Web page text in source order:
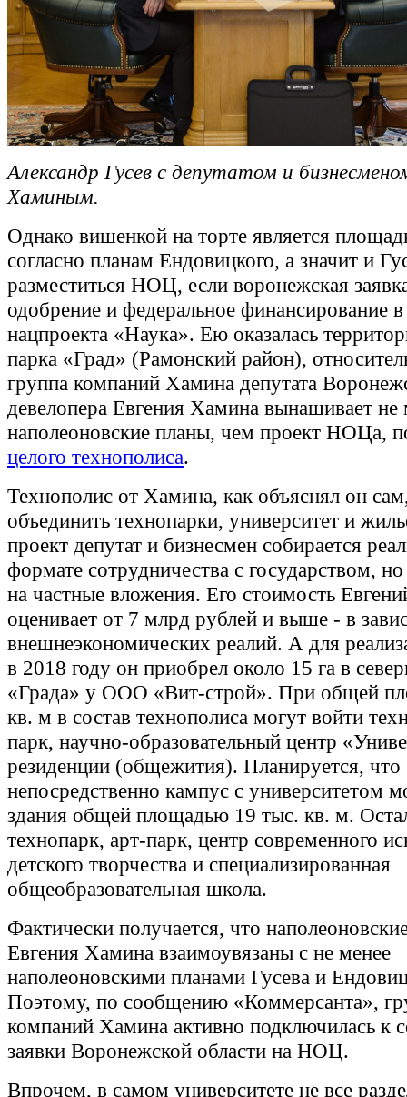
Александр Гусев с депутатом и
Хаминым.
Однако вишенкой на торте является
согласно планам Ендовицкого, а значит и
разместиться НОЦ, если воронежская
одобрение и федеральное финансирование
нацпроекта «Наука». Ею оказалась
парка «Град» (Рамонский район),
группа компаний Хамина депутата
девелопера Евгения Хамина вынашивает не
наполеоновские планы, чем проект НОЦа,
целого технополиса.
Технополис от Хамина, как объяснял он
объединить технопарки, университет и
проект депутат и бизнесмен собирается
формате сотрудничества с государством,
на частные вложения. Его стоимость
оценивает от 7 млрд рублей и выше - в
внешнеэкономических реалий. А для
в 2018 году он приобрел около 15 га в
«Града» у ООО «Вит-строй». При общей
кв. м в состав технополиса могут войти
парк, научно-образовательный центр
резиденции (общежития). Планируется, что
непосредственно кампус с университетом
здания общей площадью 19 тыс. кв. м.
технопарк, арт-парк, центр современного
детского творчества и специализированная
общеобразовательная школа.
Фактически получается, что
Евгения Хамина взаимоувязаны с не менее
наполеоновскими планами Гусева и
Поэтому, по сообщению «Коммерсанта»,
компаний Хамина активно подключилась к
заявки Воронежской области на НОЦ.
Впрочем, в самом университете не все